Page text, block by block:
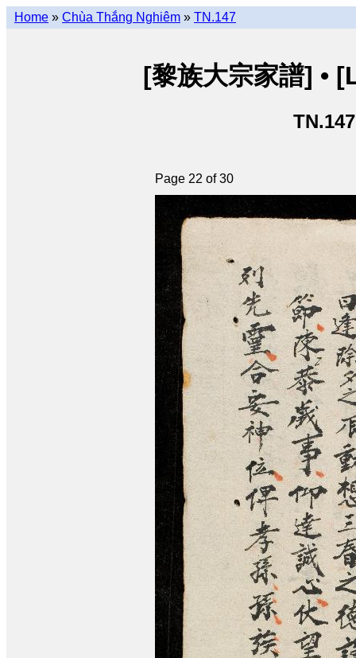
Home » Chùa Thắng Nghiêm » TN.147
[黎族大宗家譜] •
Page 22 of 30